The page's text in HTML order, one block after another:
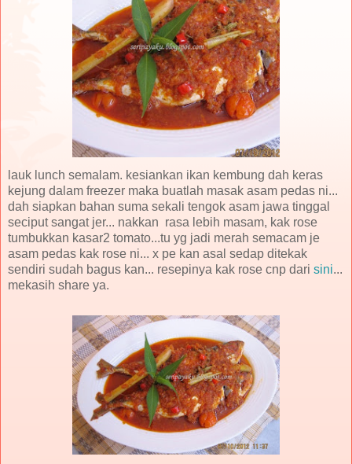
lauk lunch semalam. kesiankan ikan kembung dah keras
kejung dalam freezer maka buatlah masak asam pedas ni...
dah siapkan bahan suma sekali tengok asam jawa tinggal
seciput sangat jer... nakkan rasa lebih masam, kak rose
tumbukkan kasar2 tomato...tu yg jadi merah semacam je
asam pedas kak rose ni... x pe kan asal sedap ditekak
sendiri sudah bagus kan... resepinya kak rose cnp dari sini...
mekasih share ya.